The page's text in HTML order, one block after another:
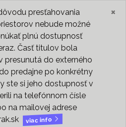
presťahovania
nebude možné
plnú dostupnosť
Časť titulov bola
do externého
predajne po konkrétny
ste si jeho dostupnosť v
na telefónnom čísle
na mailovej adrese
viac info
×